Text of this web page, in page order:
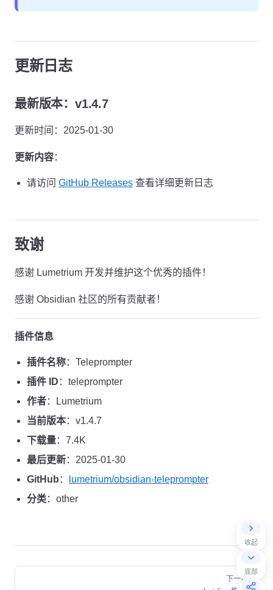
收起
底部
更新日志
最新版本：v1.4.7
更新时间：2025-01-30
更新内容：
请访问 GitHub Releases 查看详细更新日志
致谢
感谢 Lumetrium 开发并维护这个优秀的插件！
感谢 Obsidian 社区的所有贡献者！
插件信息
插件名称：Teleprompter
插件 ID ：teleprompter
作者：Lumetrium
当前版本：v1.4.7
下载量：7.4K
最后更新：2025-01-30
GitHub ：
lumetrium/obsidian-teleprompter
分类：other
Pager
下一页